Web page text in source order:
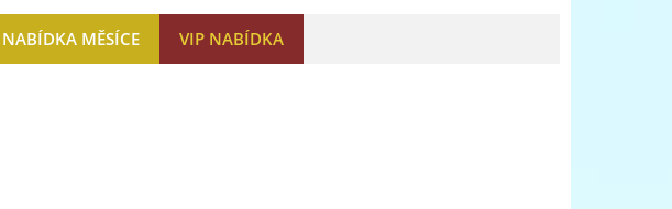
NABÍDKA MĚSÍCE VIP NABÍDKA